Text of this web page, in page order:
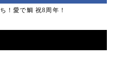
！愛で鯛 祝8周年！